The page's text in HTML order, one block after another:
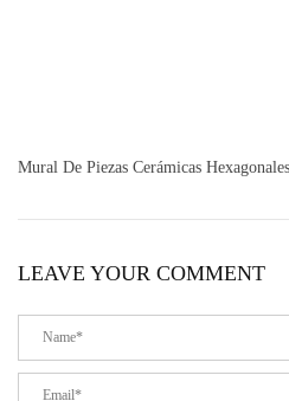
Mural De Piezas Cerámicas
LEAVE YOUR COMMENT